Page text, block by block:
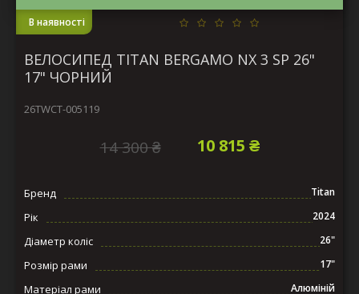
В наявності
ВЕЛОСИПЕД TITAN BERGAMO NX 3 SP 26"
17" ЧОРНИЙ
26TWCT-005119
10 815 ₴
14 300 ₴
Бренд Titan
Рік 2024
Діаметр коліс 26"
Розмір рами 17"
Матеріал рами Алюміній